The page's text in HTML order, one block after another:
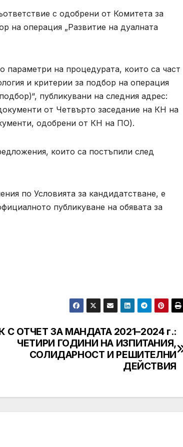
с одобрени от Комитета за
на операция „Развитие на дуалната
параметри на процедурата, които са част
и критерии за подбор на операция
публикувани на следния адрес:
от Четвърто заседание на КН на
одобрени от КН на ПО).
които са постъпили след
по Условията за кандидатстване, е
публикуване на обявата за
С ОТЧЕТ ЗА МАНДАТА 2021–2024 г.:
ЧЕТИРИ ГОДИНИ НА ИЗПИТАНИЯ,
СОЛИДАРНОСТ И РЕШИТЕЛНИ
ДЕЙСТВИЯ